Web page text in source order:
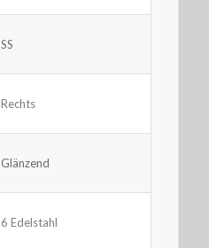
SS
Rechts
Glänzend
6 Edelstahl